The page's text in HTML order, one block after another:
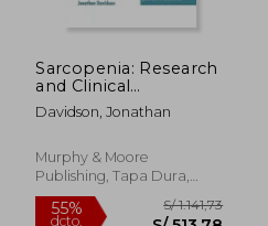
Sarcopenia: Research
and Clinical
Implications (en
Inglés)
Davidson, Jonathan
Murphy & Moore
Publishing, Tapa Dura,
Nuevo